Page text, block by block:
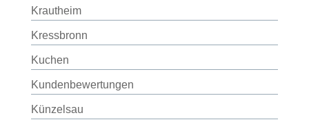
Krautheim
Kressbronn
Kuchen
Kundenbewertungen
Künzelsau